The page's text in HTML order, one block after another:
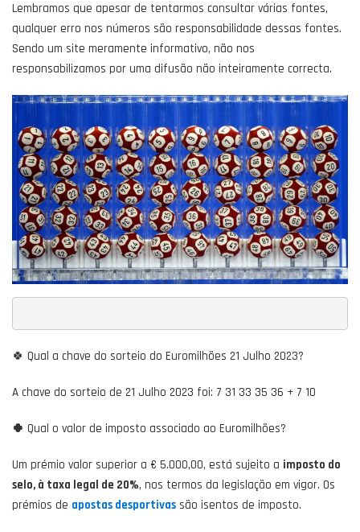
Lembramos que apesar de tentarmos consultar várias fontes,
qualquer erro nos números são responsabilidade dessas fontes.
Sendo um site meramente informativo, não nos
responsabilizamos por uma difusão não inteiramente correcta.
🍀 Qual a chave do sorteio do Euromilhões 21 Julho 2023?
A chave do sorteio de 21 Julho 2023 foi: 7 31 33 35 36 + 7 10
🍀 Qual o valor de imposto associado ao Euromilhões?
Um prémio valor superior a € 5.000,00, está sujeito a imposto do
selo, à taxa legal de 20%, nos termos da legislação em vigor. Os
prémios de apostas desportivas são isentos de imposto.